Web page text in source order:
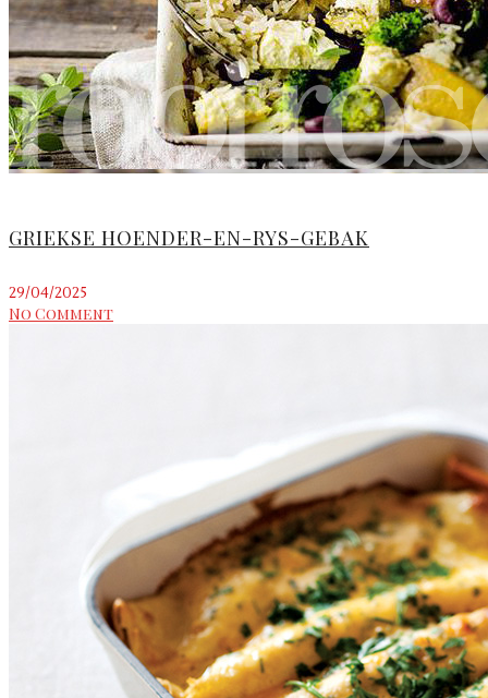
GRIEKSE HOENDER-EN-RYS-GEBAK
29/04/2025
No Comment